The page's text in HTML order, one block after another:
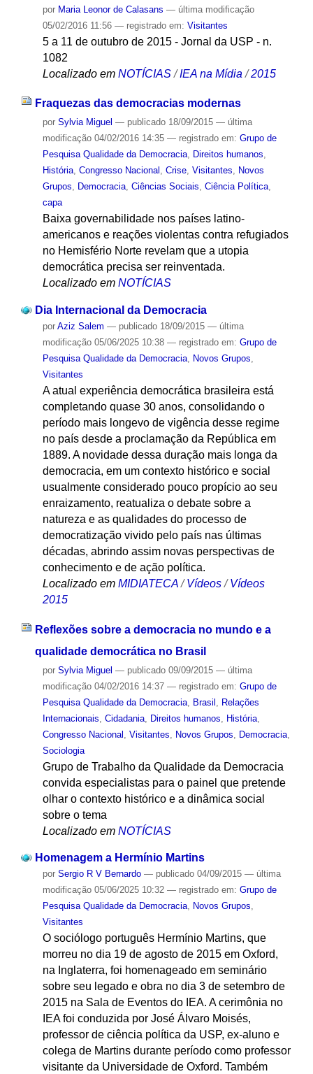
por Maria Leonor de Calasans — última modificação
05/02/2016 11:56 — registrado em: Visitantes
5 a 11 de outubro de 2015 - Jornal da USP - n.
1082
Localizado em NOTÍCIAS /IEA na Mídia /2015
Fraquezas das democracias modernas
por Sylvia Miguel — publicado18/09/2015 — última
modificação04/02/2016 14:35 — registrado em: Grupo de
Pesquisa Qualidade da Democracia, Direitos humanos,
História, Congresso Nacional , Crise, Visitantes, Novos
Grupos, Democracia, Ciências Sociais, Ciência Política,
capa
Baixa governabilidade nos países latino-
americanos e reações violentas contra refugiados
no Hemisfério Norte revelam que a utopia
democrática precisa ser reinventada.
Localizado em NOTÍCIAS
Dia Internacional da Democracia
por Aziz Salem — publicado18/09/2015 — última
modificação05/06/2025 10:38 — registrado em: Grupo de
Pesquisa Qualidade da Democracia, Novos Grupos,
Visitantes
A atual experiência democrática brasileira está
completando quase 30 anos, consolidando o
período mais longevo de vigência desse regime
no país desde a proclamação da República em
1889. A novidade dessa duração mais longa da
democracia, em um contexto histórico e social
usualmente considerado pouco propício ao seu
enraizamento, reatualiza o debate sobre a
natureza e as qualidades do processo de
democratização vivido pelo país nas últimas
décadas, abrindo assim novas perspectivas de
conhecimento e de ação política.
Localizado em MIDIATECA /Vídeos /Vídeos
2015
Reflexões sobre a democracia no mundo e a
qualidade democrática no Brasil
por Sylvia Miguel — publicado09/09/2015 — última
modificação04/02/2016 14:37 — registrado em: Grupo de
Pesquisa Qualidade da Democracia, Brasil
Relações
Internacionais Cidadania, Direitos humanos História,
Congresso Nacional Visitantes Novos Grupos Democracia,
Sociologia
Grupo de Trabalho da Qualidade da Democracia
convida especialistas para o painel que pretende
olhar o contexto histórico e a dinâmica social
sobre o tema
Localizado em NOTÍCIAS
Homenagem a Hermínio Martins
por Sergio R V Bernardo — publicado04/09/2015 — última
modificação05/06/2025 10:32 — registrado em: Grupo de
Pesquisa Qualidade da Democracia, Novos Grupos,
Visitantes
O sociólogo português Hermínio Martins, que
morreu no dia 19 de agosto de 2015 em Oxford,
na Inglaterra, foi homenageado em seminário
sobre seu legado e obra no dia 3 de setembro de
2015 na Sala de Eventos do IEA. A cerimônia no
IEA foi conduzida por José Álvaro Moisés,
professor de ciência política da USP, ex-aluno e
colega de Martins durante período como professor
visitante da Universidade de Oxford. Também